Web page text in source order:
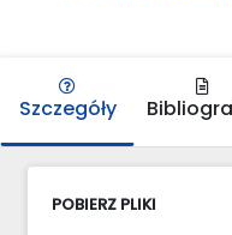
Szczegóły
POBIERZ PLIKI